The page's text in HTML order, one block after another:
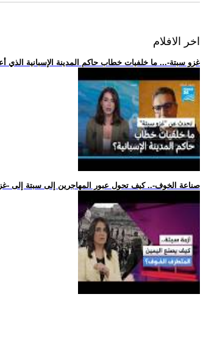
اخر الافلام
.. -غزو سبتة-... ما خلفيات خطاب حاكم المدينة الإسبانية الذي
.. -صناعة الخوف-.. كيف تحول عبور المهاجرين إلى سبتة إلى -